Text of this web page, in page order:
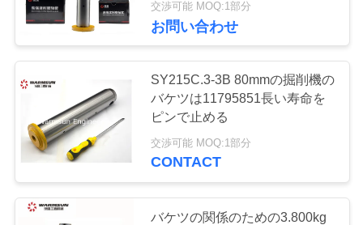
図
PRIVACY
POLICY
掘削機のエンジン
部分
18
交渉可能 MOQ:1部分
お問い合わせ
SY215C.3-3B 80mmの掘削機の
バケツは11795851長い寿命を
ピンで止める
交渉可能 MOQ:1部分
CONTACT
バケツの関係のための3.800kg